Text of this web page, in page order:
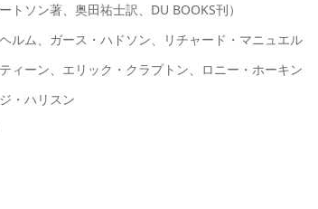
ソン著、奥田祐士訳、DU BOOKS刊）
ルム、ガース・ハドソン、リチャード・マニュエル
ィーン、エリック・クラプトン、ロニー・ホーキン
・ハリスン